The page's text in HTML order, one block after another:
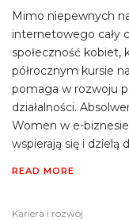
Mimo niepewnych
internetowego cały
społeczność kobiet,
półrocznym kursie
pomaga w rozwoju
działalności.
Women w e-
wspierają się i dzielą
READ MORE
Kariera i rozwój